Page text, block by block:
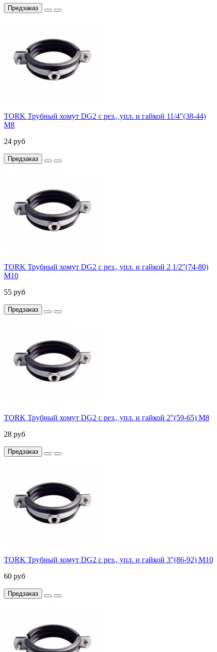
Предзаказ
TORK Трубный хомут DG2 с рез., упл. и гайкой 11/4"(38-44)
М8
24 руб
Предзаказ
TORK Трубный хомут DG2 с рез., упл. и гайкой 2 1/2"(74-80)
М10
55 руб
Предзаказ
TORK Трубный хомут DG2 с рез., упл. и гайкой 2"(59-65) М8
28 руб
Предзаказ
TORK Трубный хомут DG2 с рез., упл. и гайкой 3"(86-92) М10
60 руб
Предзаказ